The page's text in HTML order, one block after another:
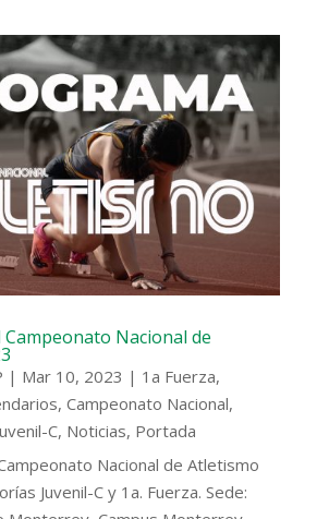
Nacional de
| Mar 10, 2023 | 1a Fuerza,
, Campeonato Nacional,
C, Noticias, Portada
Nacional de Atletismo
Juvenil-C y 1a. Fuerza. Sede: